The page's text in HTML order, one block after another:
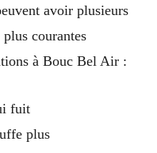
avoir plusieurs
courantes
à Bouc Bel Air :
fuit
plus